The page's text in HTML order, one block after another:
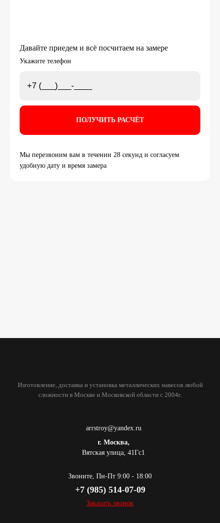
Давайте приедем и всё посчитаем на замере
Укажите телефон
Мы перезвоним вам в течении 28 секунд и согласуем
удобную дату и время замера
Изготовление, доставка и установка металлических навесов любой
сложности в Москве и Московской области с 2004г.
arrstroy@yandex.ru
г. Москва,
Вятская улица, 41Гс1
Звоните, Пн-Пт 9:00 - 18:00
+7 (985) 514-07-09
Заказать звонок